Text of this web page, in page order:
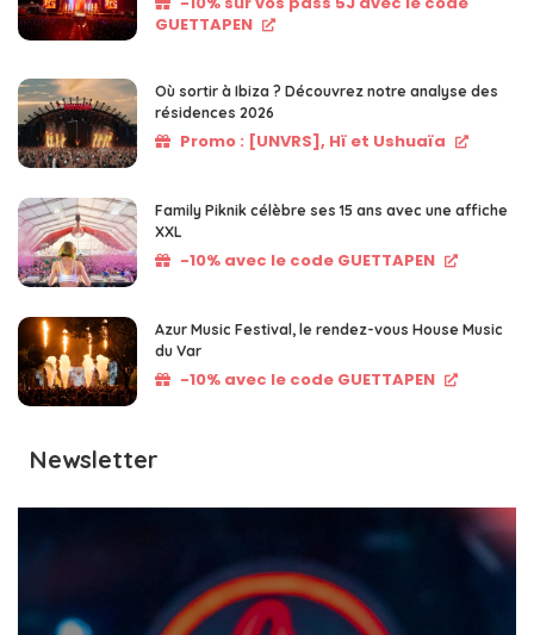
GUETTAPEN
Où sortir à Ibiza ? Découvrez notre analyse des
résidences 2026
Promo : [UNVRS], Hï et Ushuaïa
Family Piknik célèbre ses 15 ans avec une affiche
XXL
-10% avec le code GUETTAPEN
Azur Music Festival, le rendez-vous House Music
du Var
-10% avec le code GUETTAPEN
Newsletter